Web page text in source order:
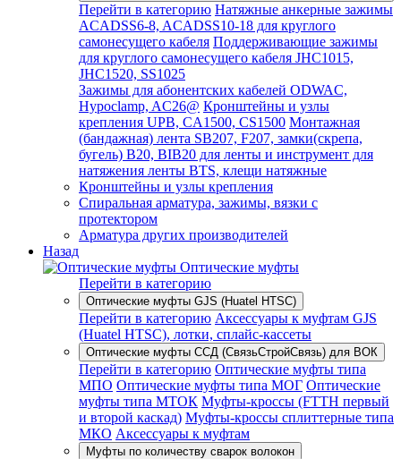
Перейти в категорию Натяжные анкерные зажимы
ACADSS6-8, ACADSS10-18 для круглого
самонесущего кабеля Поддерживающие зажимы
для круглого самонесущего кабеля JHC1015,
JHC1520, SS1025
Зажимы для абонентских кабелей ODWAC,
Hypoclamp, AC26@ Кронштейны и узлы
крепления UPB, CA1500, CS1500 Монтажная
(бандажная) лента SB207, F207, замки(скрепа,
бугель) B20, BIB20 для ленты и инструмент для
натяжения ленты BTS, клещи натяжные
Кронштейны и узлы крепления
Спиральная арматура, зажимы, вязки с
протектором
Арматура других производителей
Назад
Оптические муфты
Перейти в категорию
Оптические муфты GJS (Huatel HTSC)
Перейти в категорию Аксессуары к муфтам GJS
(Huatel HTSC), лотки, сплайс-кассеты
Оптические муфты ССД (СвязьСтройСвязь) для ВОК
Перейти в категорию Оптические муфты типа
МПО Оптические муфты типа МОГ Оптические
муфты типа МТОК Муфты-кроссы (FTTH первый
и второй каскад) Муфты-кроссы сплиттерные типа
МКО Аксессуары к муфтам
Муфты по количеству сварок волокон